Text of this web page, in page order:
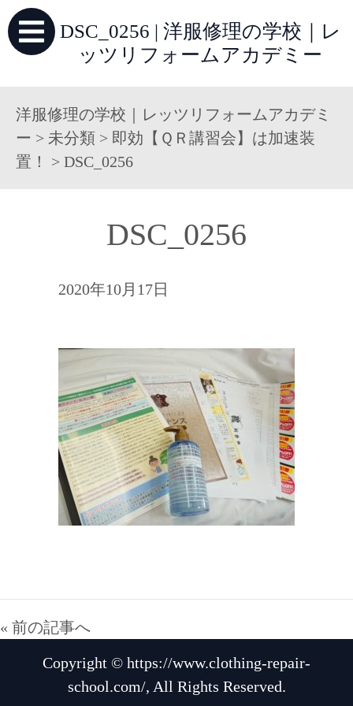
DSC_0256 | 洋服修理の学校｜レ
ッツリフォームアカデミー
洋服修理の学校｜レッツリフォームアカデミ
ー > 未分類 > 即効【ＱＲ講習会】は加速装
置！
> DSC_0256
DSC_0256
2020年10月17日
« 前の記事へ
Copyright © https://www.clothing-repair-
school.com/, All Rights Reserved.